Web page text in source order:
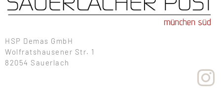
HSP Demas GmbH
Wolfratshausener Str. 1
82054 Sauerlach